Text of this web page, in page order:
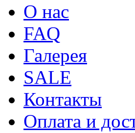
О нас
FAQ
Галерея
SALE
Контакты
Оплата и